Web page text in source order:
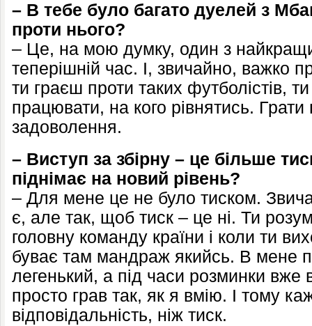
– В тебе було багато дуелей з
проти нього?
– Це, на мою думку, один з
теперішній час. І, звичайно, важко
ти граєш проти таких футболістів,
працювати, на кого рівнятись.
задоволення.
– Виступ за збірну – це більше
піднімає на новий рівень?
– Для мене це не було тиском.
є, але так, щоб тиск – це ні. Ти
головну команду країни і коли ти
буває там мандраж якийсь. В мене
легенький, а під часи розминки вже
просто грав так, як я вмію. І тому
відповідальність, ніж тиск.